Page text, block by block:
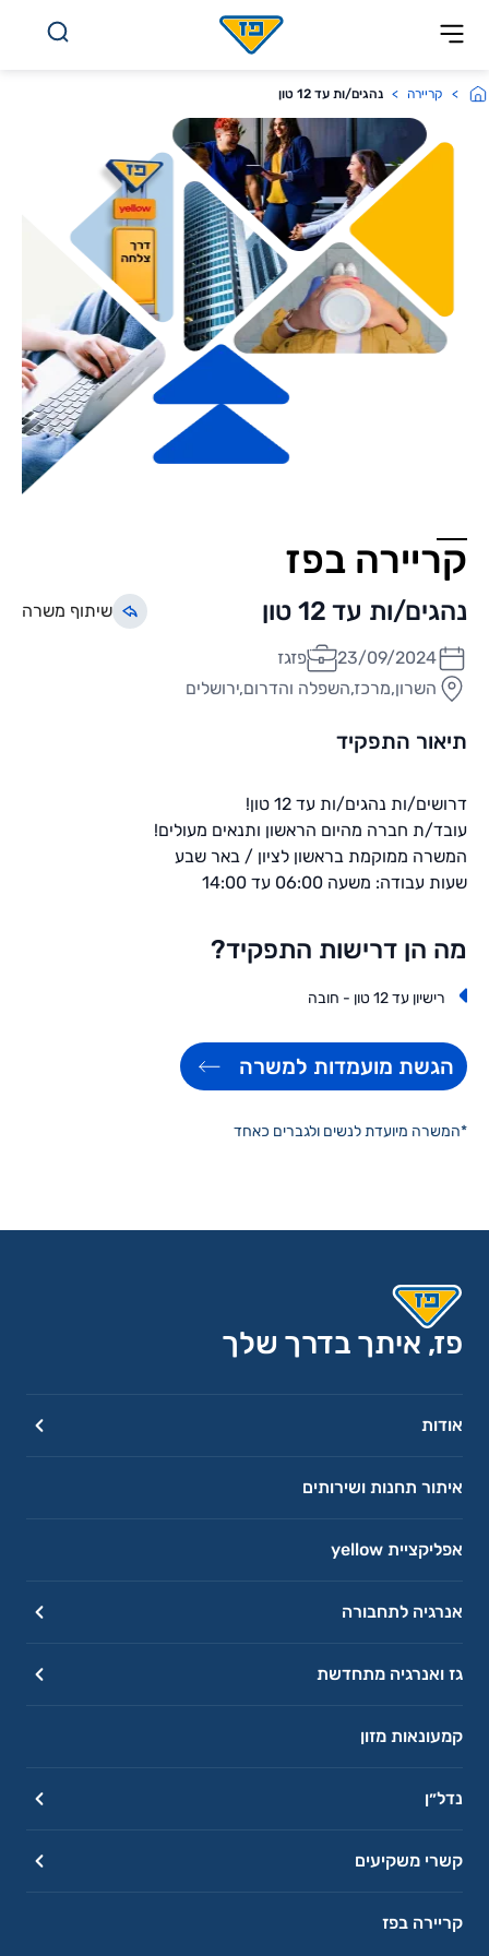
קריירה נהגים/ות עד 12 טון
קריירה בפז
נהגים/ות עד 12 טון שיתוף משרה
23/09/2024
פזגז
השרון,מרכז,השפלה והדרום,ירושלים
תיאור התפקיד
דרושים/ות נהגים/ות עד 12 טון!
עובד/ת חברה מהיום הראשון ותנאים מעולים!
המשרה ממוקמת בראשון לציון / באר שבע
שעות עבודה: משעה 06:00 עד 14:00
מה הן דרישות התפקיד?
רישיון עד 12 טון - חובה
הגשת מועמדות למשרה
*המשרה מיועדת לנשים ולגברים כאחד
פז, איתך בדרך שלך
אודות
איתור תחנות ושירותים
אפליקציית yellow
אנרגיה לתחבורה
גז ואנרגיה מתחדשת
קמעונאות מזון
נדל״ן
קשרי משקיעים
קריירה בפז